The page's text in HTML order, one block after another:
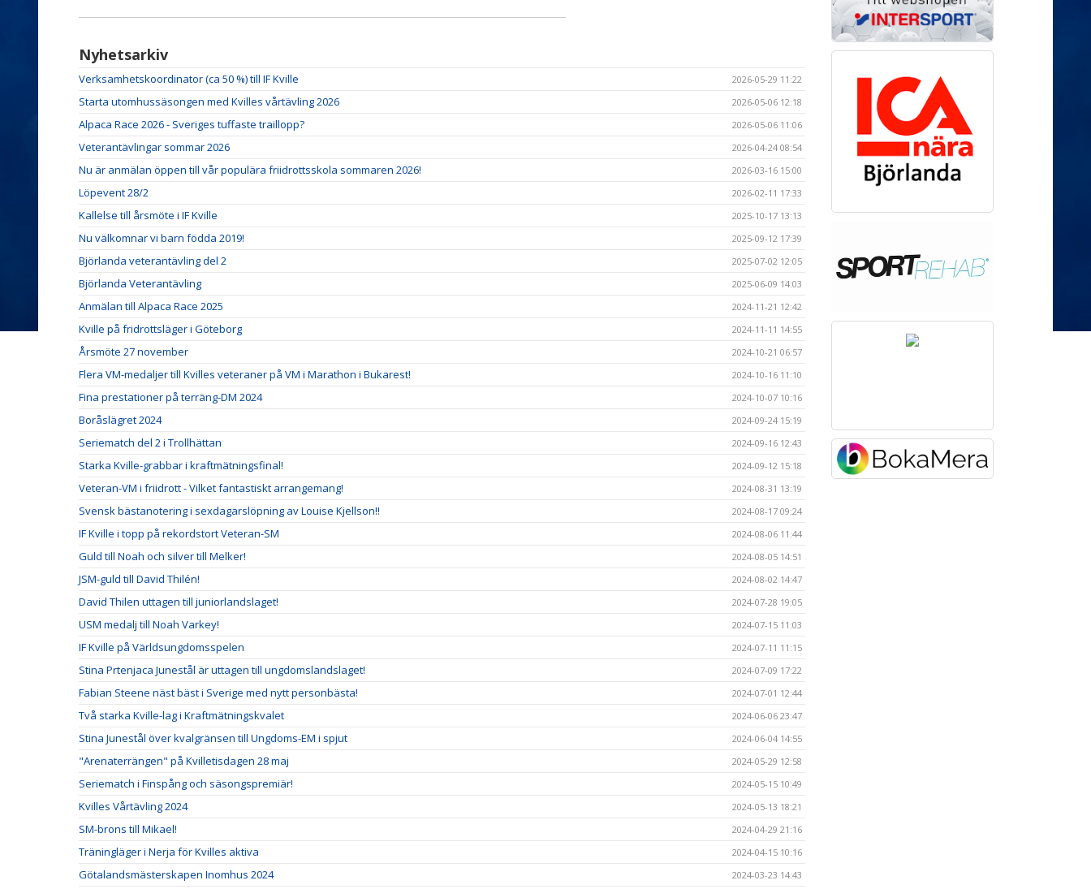
Nyhetsarkiv
Verksamhetskoordinator (ca 50 %) till IF Kville 2026-05-29 11:22
Starta utomhussäsongen med Kvilles vårtävling 2026 2026-05-06 12:18
Alpaca Race 2026 - Sveriges tuffaste traillopp? 2026-05-06 11:06
Veterantävlingar sommar 2026 2026-04-24 08:54
Nu är anmälan öppen till vår populära friidrottsskola sommaren 2026! 2026-03-16 15:00
Löpevent 28/2 2026-02-11 17:33
Kallelse till årsmöte i IF Kville 2025-10-17 13:13
Nu välkomnar vi barn födda 2019! 2025-09-12 17:39
Björlanda veterantävling del 2 2025-07-02 12:05
Björlanda Veterantävling 2025-06-09 14:03
Anmälan till Alpaca Race 2025 2024-11-21 12:42
Kville på fridrottsläger i Göteborg 2024-11-11 14:55
Årsmöte 27 november 2024-10-21 06:57
Flera VM-medaljer till Kvilles veteraner på VM i Marathon i Bukarest! 2024-10-16 11:10
Fina prestationer på terräng-DM 2024 2024-10-07 10:16
Boråslägret 2024 2024-09-24 15:19
Seriematch del 2 i Trollhättan 2024-09-16 12:43
Starka Kville-grabbar i kraftmätningsfinal! 2024-09-12 15:18
Veteran-VM i friidrott - Vilket fantastiskt arrangemang! 2024-08-31 13:19
Svensk bästanotering i sexdagarslöpning av Louise Kjellson!! 2024-08-17 09:24
IF Kville i topp på rekordstort Veteran-SM 2024-08-06 11:44
Guld till Noah och silver till Melker! 2024-08-05 14:51
JSM-guld till David Thilén! 2024-08-02 14:47
David Thilen uttagen till juniorlandslaget! 2024-07-28 19:05
USM medalj till Noah Varkey! 2024-07-15 11:03
IF Kville på Världsungdomsspelen 2024-07-11 11:15
Stina Prtenjaca Junestål är uttagen till ungdomslandslaget! 2024-07-09 17:22
Fabian Steene näst bäst i Sverige med nytt personbästa! 2024-07-01 12:44
Två starka Kville-lag i Kraftmätningskvalet 2024-06-06 23:47
Stina Junestål över kvalgränsen till Ungdoms-EM i spjut 2024-06-04 14:55
"Arenaterrängen" på Kvilletisdagen 28 maj 2024-05-29 12:58
Seriematch i Finspång och säsongspremiär! 2024-05-15 10:49
Kvilles Vårtävling 2024 2024-05-13 18:21
SM-brons till Mikael! 2024-04-29 21:16
Träningläger i Nerja för Kvilles aktiva 2024-04-15 10:16
Götalandsmästerskapen Inomhus 2024 2024-03-23 14:43